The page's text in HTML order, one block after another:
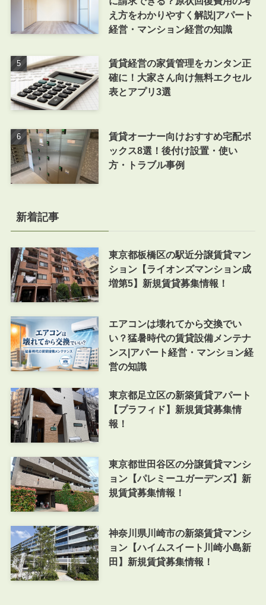
え方をわかりやすく解説|アパート
経営・マンション経営の知識
賃貸経営の家賃管理をカンタン正
確に！大家さん向け無料エクセル
表とアプリ3選
賃貸オーナー向けおすすめ宅配ボ
ックス8選！後付け設置・使い
方・トラブル事例
新着記事
東京都板橋区の駅近分譲賃貸マン
ション【ライオンズマンション成
増第5】新規賃貸募集情報！
エアコンは壊れてから交換でい
い？猛暑時代の賃貸設備メンテナ
ンス|アパート経営・マンション経
営の知識
東京都足立区の新築賃貸アパート
【プラフィド】新規賃貸募集情
報！
東京都世田谷区の分譲賃貸マンシ
ョン【パレミーユガーデンズ】新
規賃貸募集情報！
神奈川県川崎市の新築賃貸マンシ
ョン【ハイムスイート川崎小島新
田】新規賃貸募集情報！